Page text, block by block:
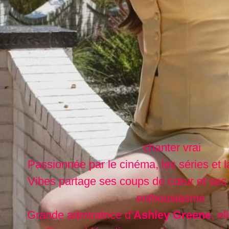
chanter vrai
Passionnée par le cinéma, les séries et
Vibes partage ses coups de cœur et
enthousiasme.
Grande admiratrice d’Ashley Greene,